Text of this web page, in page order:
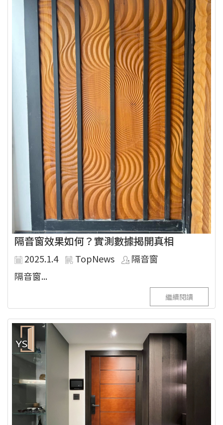
隔音窗效果如何？實測數據揭開真相
2025.1.4 TopNews
隔音窗
隔音窗...
繼續閱讀